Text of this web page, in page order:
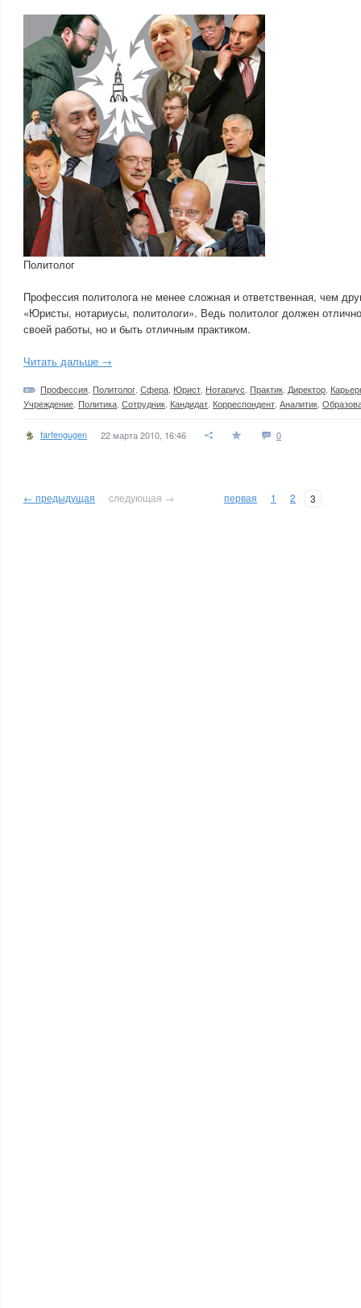
Политолог
Профессия политолога не менее сложная и ответственная, чем
«Юристы, нотариусы, политологи». Ведь политолог должен
своей работы, но и быть отличным практиком.
Читать дальше →
Профессия Политолог Сфера Юрист Нотариус Практик Директор
Учреждение Политика Сотрудник Кандидат Корреспондент Аналитик
farfengugen 22 марта 2010, 16:46 0
← предыдущая следующая → первая 1 2 3